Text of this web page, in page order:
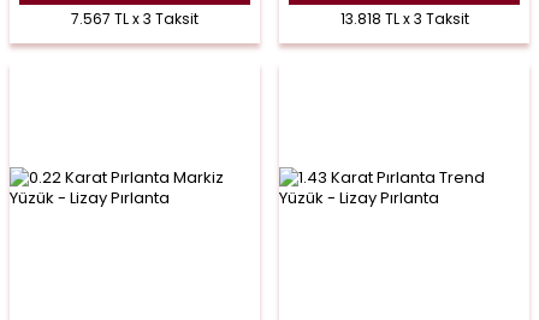
7.567 TL x 3 Taksit 13.818 TL x 3 Taksit